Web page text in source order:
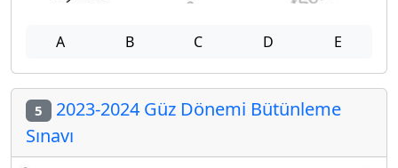
A B C D E
5 2023-2024 Güz Dönemi Bütünleme
Sınavı